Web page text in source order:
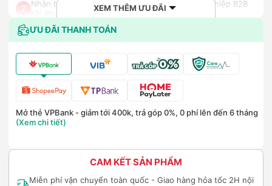
7
Nhận báo giá tốt nhất cho khách hàng doanh nghiệp B2B
khi mua số lượng lớn (Khám phá ngay)
XEM THÊM ƯU ĐÃI
ƯU ĐÃI THANH TOÁN
Mở thẻ VPBank - giảm tới 400k, trả góp 0%, 0 phí lên đến 6 tháng
(Xem chi tiết)
CAM KẾT SẢN PHẨM
Miễn phí vận chuyển toàn quốc - Giao hàng hỏa tốc 2H nội